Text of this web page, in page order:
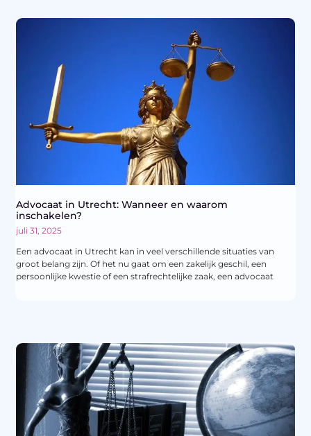
Advocaat in Utrecht: Wanneer en waarom
inschakelen?
juli 31, 2025
Een advocaat in Utrecht kan in veel verschillende situaties van
groot belang zijn. Of het nu gaat om een zakelijk geschil, een
persoonlijke kwestie of een strafrechtelijke zaak, een advocaat